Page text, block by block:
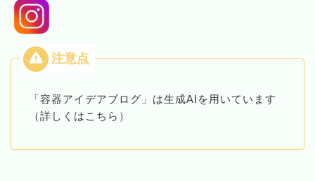
「容器アイデアブログ」は生成AIを用いています
（詳しくはこちら）